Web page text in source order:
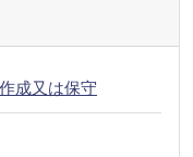
成又は保守